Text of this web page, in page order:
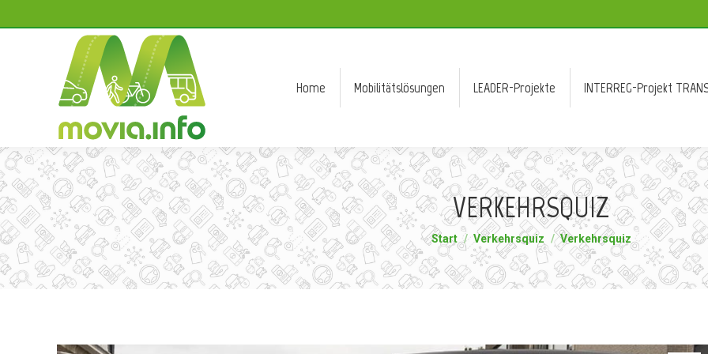
Home Mobilitätslösungen LEADER-Projekte INTERREG-Projekt
VERKEHRSQUIZ
Sie befinden sich hier:
Start Verkehrsquiz Verkehrsquiz